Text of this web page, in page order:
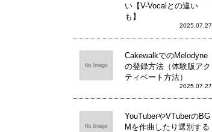
い【V-Vocalとの違い
も】
2025.07.27
CakewalkでのMelodyne
の登録方法（体験版アク
ティベート方法）
2025.07.27
YouTuberやVTuberのBG
Mを作曲したり選別する